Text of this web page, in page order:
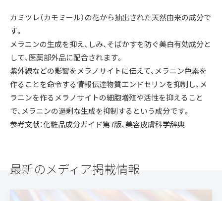
カミツレ（カモミール）の花から抽出された天然由来の成分で
す。
メラニンの生成を抑え、しみ、そばかすを防ぐ美白有効成分と
して、医薬部外品に配合されます。
紫外線などの影響をメラノサイトに伝えて、メラニン色素を
作ることを命令する情報伝達物質エンドセリンを抑制し、メ
ラニンを作るメラノサイトの細胞増殖や活性を抑えること
で、メラニンの過剰な生成を抑制するという成分です。
参考文献：化粧品成分ガイド第7版、美容皮膚科学辞典
最新のメディア掲載情報